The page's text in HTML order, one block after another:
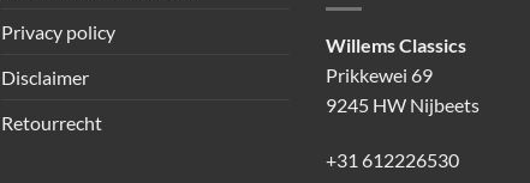
Privacy policy
Disclaimer
Retourrecht
Willems Classics
Prikkewei 69
9245 HW Nijbeets
+31 612226530